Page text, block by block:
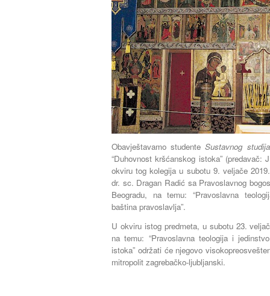
Obavještavamo studenteSustavnog
“Duhovnost kršćanskog istoka”
okviru tog kolegija u subotu 9. veljače
dr. sc. Dragan Radić sa Pravoslavnog
Beogradu, na temu: “Pravoslavna
baština pravoslavlja”.
U okviru istog predmeta, u subotu 23.
na temu: “Pravoslavna teologija i
istoka” održati će njegovo
mitropolit zagrebačko-ljubljanski.